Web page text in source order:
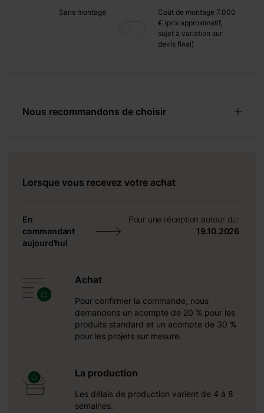
Sans montage
Coût de montage 7.000
€ (prix approximatif,
sujet à variation sur
devis final)
Nous recommandons de choisir
Lorsque vous recevez votre achat
En
commandant
aujourd'hui
Pour une réception autour du:
19.10.2026
Achat
Pour confirmer la commande, nous
demandons un acompte de 20 % pour les
produits standard et un acompte de 30 %
pour les projets sur mesure.
La production
Les délais de production varient de 4 à 8
semaines.